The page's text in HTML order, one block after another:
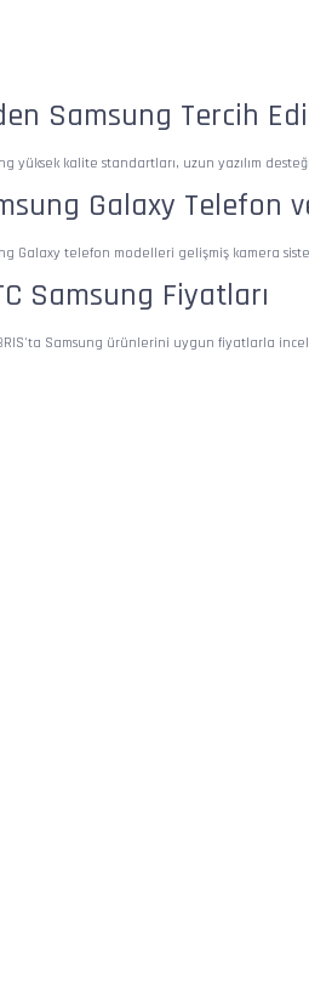
Samsung Tercih
yüksek kalite standartları, uzun yazılım
Galaxy Telefon
Galaxy telefon modelleri gelişmiş kamera
Samsung Fiyatları
Samsung ürünlerini uygun fiyatlarla